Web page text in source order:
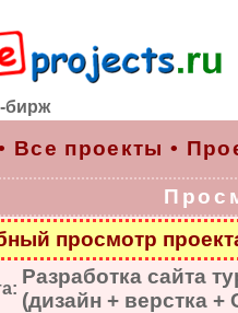
бирж
Все проекты •
просмотр
Разработка сайта
(дизайн + верстка +